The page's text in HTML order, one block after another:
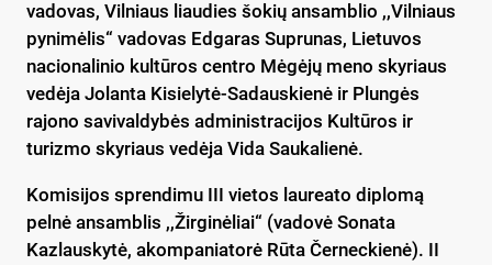
vadovas, Vilniaus liaudies šokių ansamblio ,,Vilniaus
pynimėlis“ vadovas Edgaras Suprunas, Lietuvos
nacionalinio kultūros centro Mėgėjų meno skyriaus
vedėja Jolanta Kisielytė-Sadauskienė ir Plungės
rajono savivaldybės administracijos Kultūros ir
turizmo skyriaus vedėja Vida Saukalienė.
Komisijos sprendimu III vietos laureato diplomą
pelnė ansamblis ,,Žirginėliai“ (vadovė Sonata
Kazlauskytė, akompaniatorė Rūta Černeckienė). II